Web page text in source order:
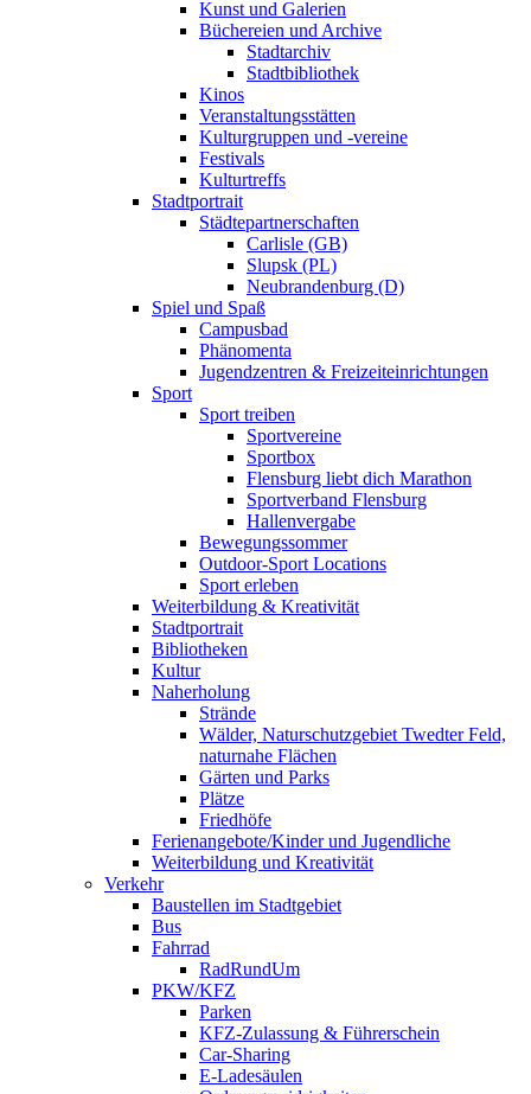
Kunst und Galerien
Büchereien und Archive
Stadtarchiv
Stadtbibliothek
Kinos
Veranstaltungsstätten
Kulturgruppen und -vereine
Festivals
Kulturtreffs
Stadtportrait
Städtepartnerschaften
Carlisle (GB)
Slupsk (PL)
Neubrandenburg (D)
Spiel und Spaß
Campusbad
Phänomenta
Jugendzentren & Freizeiteinrichtungen
Sport
Sport treiben
Sportvereine
Sportbox
Flensburg liebt dich Marathon
Sportverband Flensburg
Hallenvergabe
Bewegungssommer
Outdoor-Sport Locations
Sport erleben
Weiterbildung & Kreativität
Stadtportrait
Bibliotheken
Kultur
Naherholung
Strände
Wälder, Naturschutzgebiet Twedter Feld,
naturnahe Flächen
Gärten und Parks
Plätze
Friedhöfe
Ferienangebote/Kinder und Jugendliche
Weiterbildung und Kreativität
Verkehr
Baustellen im Stadtgebiet
Bus
Fahrrad
RadRundUm
PKW/KFZ
Parken
KFZ-Zulassung & Führerschein
Car-Sharing
E-Ladesäulen